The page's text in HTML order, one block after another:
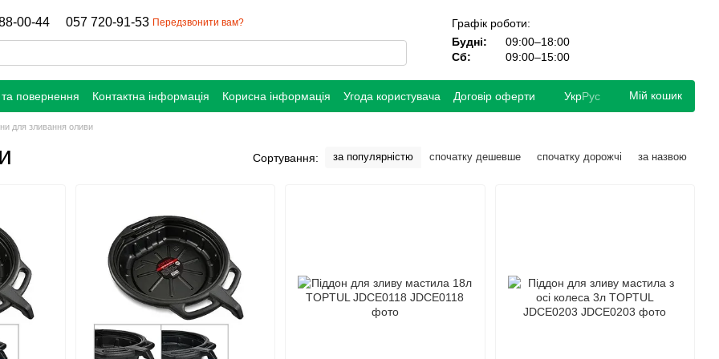
00-44 057 720-91-53 Передзвонити вам?
Графік роботи:
Будні:
09:00–18:00
Сб:
09:00–15:00
повернення Контактна інформація Корисна інформація Угода користувача Договір оферти УкрРус Мій кошик
для зливання оливи
Сортування: за популярністю спочатку дешевше спочатку дорожчі за назвою